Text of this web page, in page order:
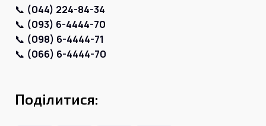
Карта покриття
Магазин
Загальні запитання:
Технічна підтримка:
📞 (044) 224-84-34
📞 (093) 6-4444-70
📞 (098) 6-4444-71
📞 (066) 6-4444-70
Поділитися: